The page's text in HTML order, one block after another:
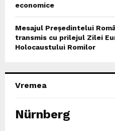
economice
Mesajul Președintelui
transmis cu prilejul Zilei
Holocaustului Romilor
Vremea
Nürnberg